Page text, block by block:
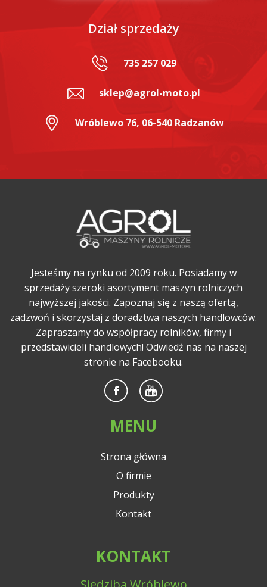
Dział sprzedaży
735 257 029
sklep@agrol-moto.pl
Wróblewo 76, 06-540 Radzanów
Jesteśmy na rynku od 2009 roku. Posiadamy w
sprzedaży szeroki asortyment maszyn rolniczych
najwyższej jakości. Zapoznaj się z naszą ofertą,
zadzwoń i skorzystaj z doradztwa naszych handlowców.
Zapraszamy do współpracy rolników, firmy i
przedstawicieli handlowych! Odwiedź nas na naszej
stronie na Facebooku.
MENU
Strona główna
O firmie
Produkty
Kontakt
KONTAKT